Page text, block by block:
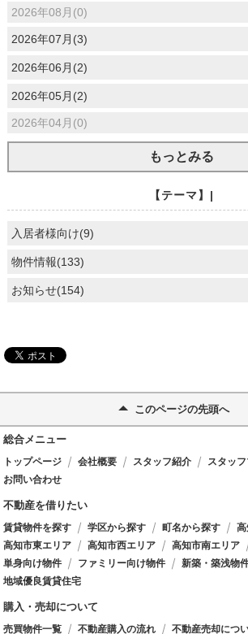
2026年08月(0)
2026年07月(3)
2026年06月(2)
2026年05月(2)
2026年04月(0)
もっとみる
【テーマ】|
入居者様向け(9)
物件情報(133)
お知らせ(154)
このページの先頭へ
総合メニュー
トップページ 会社概要 スタッフ紹介 スタッ
お問い合わせ
不動産を借りたい
賃貸物件を探す 学区から探す 町名から探す
高知市東エリア
高知市西エリア 高知市南エリア
単身向け物件
ファミリー向け物件
新築・築浅物
地域優良賃貸住宅
購入・売却について
売買物件一覧 不動産購入の流れ
不動産売却につ